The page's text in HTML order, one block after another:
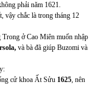
phải năm 1621.
vậy chắc là trong tháng 12
ở Cao Miên muốn nhập
và bà đã giúp Buzomi và
cử khoa Ất Sửu 1625, nên